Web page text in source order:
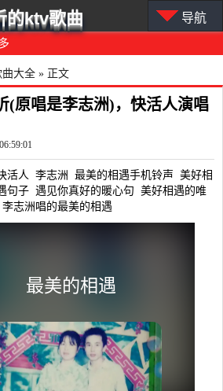
的ktv歌曲 导航
大全 » 正文
(原唱是李志洲)，快活人演唱
活人 李志洲 最美的相遇手机铃声 美好相
句子 遇见你真好的暖心句 美好相遇的唯
李志洲唱的最美的相遇